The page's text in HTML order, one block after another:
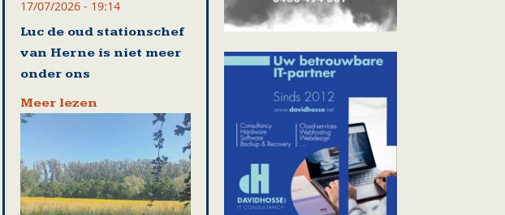
17/07/2026 - 19:14
Luc de oud stationschef
van Herne is niet meer
onder ons
Meer lezen